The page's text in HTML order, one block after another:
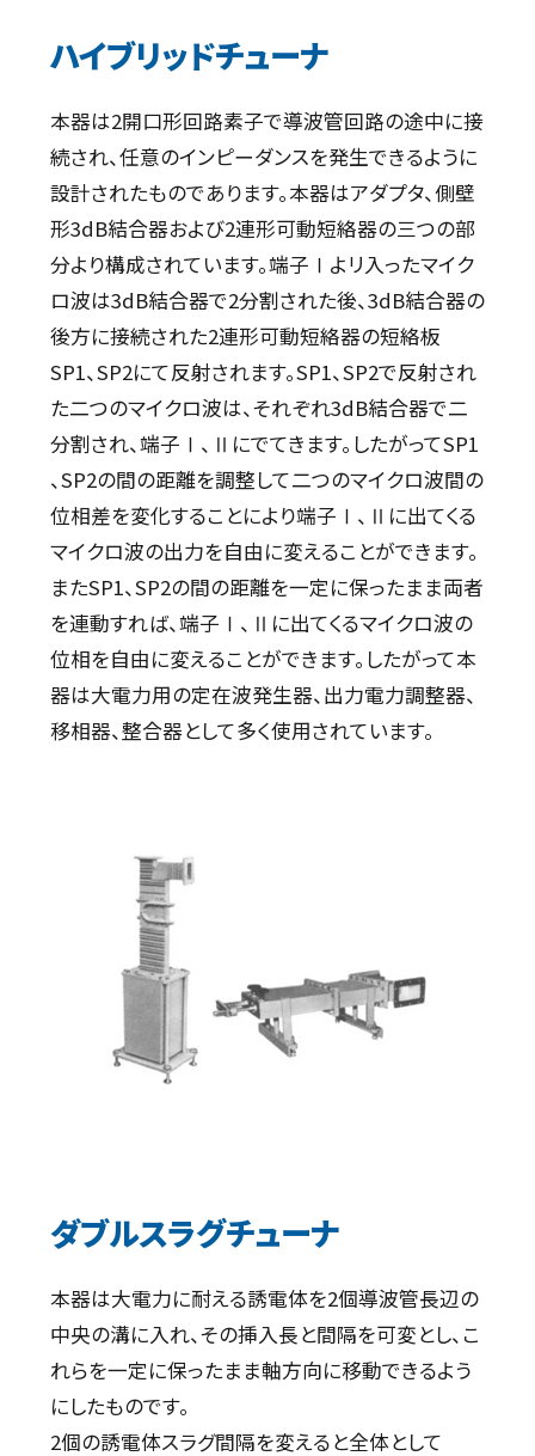
ハイブリッドチューナ
本器は2開口形回路素子で導波管回路の途中に接
続され、任意のインピーダンスを発生できるように
設計されたものであります。本器はアダプタ、側壁
形3dB結合器および2連形可動短絡器の三つの部
分より構成されています。端子Ⅰよリ入ったマイク
ロ波は3dB結合器で2分割された後、3dB結合器の
後方に接続された2連形可動短絡器の短絡板
SP1、SP2にて反射されます。SP1、SP2で反射され
た二つのマイクロ波は、それぞれ3dB結合器で二
分割され、端子Ⅰ、Ⅱにでてきます。したがってSP1
、SP2の間の距離を調整して二つのマイクロ波間の
位相差を変化することにより端子Ⅰ、Ⅱに出てくる
マイクロ波の出力を自由に変えることができます。
またSP1、SP2の間の距離を一定に保ったまま両者
を連動すれば、端子Ⅰ、Ⅱに出てくるマイクロ波の
位相を自由に変えることができます。したがって本
器は大電力用の定在波発生器、出力電力調整器、
移相器、整合器として多く使用されています。
ダブルスラグチューナ
本器は大電力に耐える誘電体を2個導波管長辺の
中央の溝に入れ、その挿入長と間隔を可変とし、こ
れらを一定に保ったまま軸方向に移動できるよう
にしたものです。
2個の誘電体スラグ間隔を変えると全体として